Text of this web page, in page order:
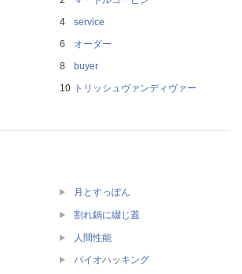
service
オーダー
buyer
トリッシュヴァンディヴァー
月とすっぽん
割れ鍋に綴じ蓋
人間性能
バイオハッキング